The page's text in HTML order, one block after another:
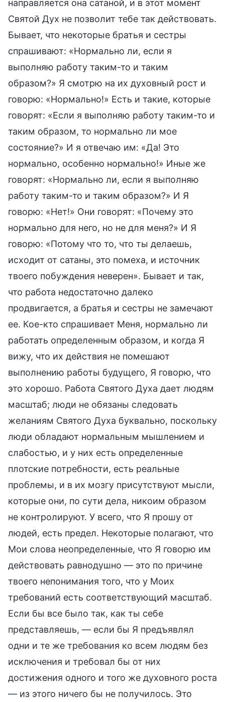
направляется она сатаной, и в этот момент
Святой Дух не позволит тебе так действовать.
Бывает, что некоторые братья и сестры
спрашивают: «Нормально ли, если я
выполняю работу таким-то и таким
образом?» Я смотрю на их духовный рост и
говорю: «Нормально!» Есть и такие, которые
говорят: «Если я выполняю работу таким-то и
таким образом, то нормально ли мое
состояние?» И я отвечаю им: «Да! Это
нормально, особенно нормально!» Иные же
говорят: «Нормально ли, если я выполняю
работу таким-то и таким образом?» И Я
говорю: «Нет!» Они говорят: «Почему это
нормально для него, но не для меня?» И Я
говорю: «Потому что то, что ты делаешь,
исходит от сатаны, это помеха, и источник
твоего побуждения неверен». Бывает и так,
что работа недостаточно далеко
продвигается, а братья и сестры не замечают
ее. Кое-кто спрашивает Меня, нормально ли
работать определенным образом, и когда Я
вижу, что их действия не помешают
выполнению работы будущего, Я говорю, что
это хорошо. Работа Святого Духа дает людям
масштаб; люди не обязаны следовать
желаниям Святого Духа буквально, поскольку
люди обладают нормальным мышлением и
слабостью, и у них есть определенные
плотские потребности, есть реальные
проблемы, и в их мозгу присутствуют мысли,
которые они, по сути дела, никоим образом
не контролируют. У всего, что Я прошу от
людей, есть предел. Некоторые полагают, что
Мои слова неопределенные, что Я говорю им
действовать равнодушно — это по причине
твоего непонимания того, что у Моих
требований есть соответствующий масштаб.
Если бы все было так, как ты себе
представляешь, — если бы Я предъявлял
одни и те же требования ко всем людям без
исключения и требовал бы от них
достижения одного и того же духовного роста
— из этого ничего бы не получилось. Это